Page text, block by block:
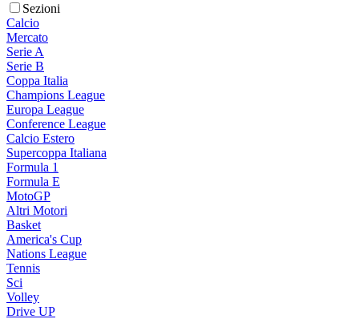
Sezioni
Calcio
Mercato
Serie A
Serie B
Coppa Italia
Champions League
Europa League
Conference League
Calcio Estero
Supercoppa Italiana
Formula 1
Formula E
MotoGP
Altri Motori
Basket
America's Cup
Nations League
Tennis
Sci
Volley
Drive UP